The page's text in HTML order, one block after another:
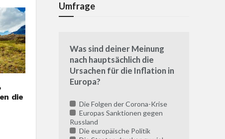
die
Umfrage
Was sind deiner Meinung
nach hauptsächlich die
Ursachen für die Inflation in
Europa?
Die Folgen der Corona-Krise
Europas Sanktionen gegen
Russland
Die europäische Politik